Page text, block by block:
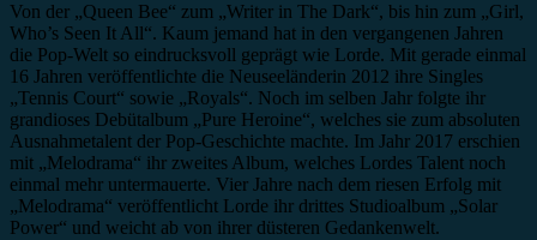
Von der „Queen Bee“ zum „Writer in The Dark“, bis hin zum „Girl,
Who’s Seen It All“. Kaum jemand hat in den vergangenen Jahren
die Pop-Welt so eindrucksvoll geprägt wie Lorde. Mit gerade einmal
16 Jahren veröffentlichte die Neuseeländerin 2012 ihre Singles
„Tennis Court“ sowie „Royals“. Noch im selben Jahr folgte ihr
grandioses Debütalbum „Pure Heroine“, welches sie zum absoluten
Ausnahmetalent der Pop-Geschichte machte. Im Jahr 2017 erschien
mit „Melodrama“ ihr zweites Album, welches Lordes Talent noch
einmal mehr untermauerte. Vier Jahre nach dem riesen Erfolg mit
„Melodrama“ veröffentlicht Lorde ihr drittes Studioalbum „Solar
Power“ und weicht ab von ihrer düsteren Gedankenwelt.